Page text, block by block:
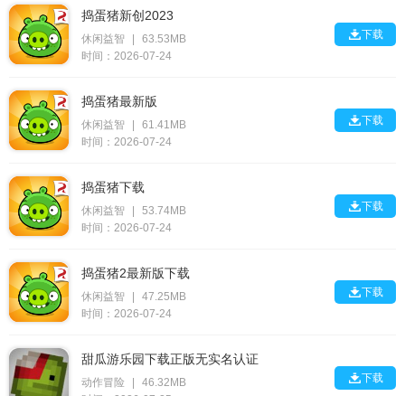
捣蛋猪新创2023
休闲益智
63.53MB
时间：2026-07-24
下载
捣蛋猪最新版
休闲益智
61.41MB
时间：2026-07-24
下载
捣蛋猪下载
休闲益智
53.74MB
时间：2026-07-24
下载
捣蛋猪2最新版下载
休闲益智
47.25MB
时间：2026-07-24
下载
甜瓜游乐园下载正版无实名认证
动作冒险
46.32MB
下载